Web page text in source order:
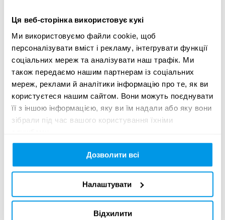
Ця веб-сторінка використовує кукі
Ми використовуємо файли cookie, щоб
персоналізувати вміст і рекламу, інтегрувати функції
соціальних мереж та аналізувати наш трафік. Ми
також передаємо нашим партнерам із соціальних
мереж, реклами й аналітики інформацію про те, як ви
користуєтеся нашим сайтом. Вони можуть поєднувати
її з іншою інформацією, яку ви їм надали або яку вони
зібрали під час вашого користування їхніми
Дозволити всі
Налаштувати
Відхилити
Gaffer: Sultan Kakimbekov
Electricians:
Alibek Ashimov
Kairzhan Kairtay
Aleksandr Permyakov
DIT:
Vyacheslav Kropachev
Berik Shintekov